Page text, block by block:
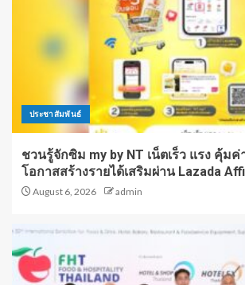
ประชาสัมพันธ์
ชวนรู้จักซิม my by NT เน็ตเร็ว แรง คุ้ม
โอกาสสร้างรายได้เสริมผ่าน Lazada
August 6, 2026 admin